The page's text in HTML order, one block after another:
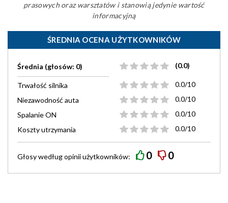
prasowych oraz warsztatów i stanowią jedynie wartość
informacyjną
ŚREDNIA OCENA UŻYTKOWNIKÓW
Średnia (głosów: 0) (0.0)
Trwałość silnika
0.0/10
Niezawodność auta
0.0/10
Spalanie ON
0.0/10
Koszty utrzymania
0.0/10
Głosy wedługopiniiużytkowników: 0 0